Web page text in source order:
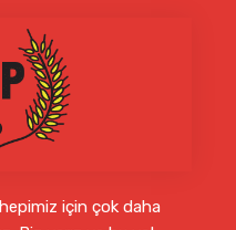
için çok daha